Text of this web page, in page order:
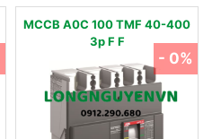
MCCB A0C 100 TMF 40-400
3p F F
- 0%